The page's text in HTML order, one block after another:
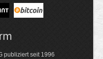
publiziert seit 1996